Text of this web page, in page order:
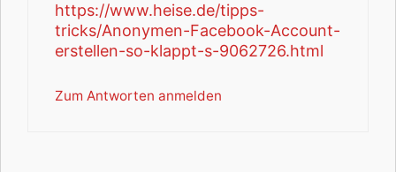
https://www.heise.de/tipps-
tricks/Anonymen-Facebook-Account-
erstellen-so-klappt-s-9062726.html
Zum Antworten anmelden